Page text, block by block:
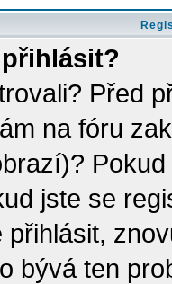
Před
na fóru
jste se
přihlásit,
bývá ten